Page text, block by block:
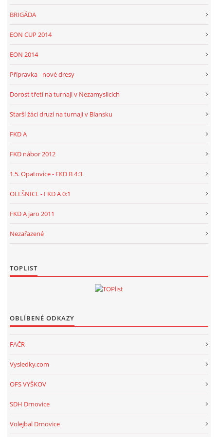
BRIGÁDA
EON CUP 2014
EON 2014
Přípravka - nové dresy
Dorost třetí na turnaji v Nezamyslicích
Starší žáci druzí na turnaji v Blansku
FKD A
FKD nábor 2012
1.5. Opatovice - FKD B 4:3
OLEŠNICE - FKD A 0:1
FKD A jaro 2011
Nezařazené
TOPLIST
OBLÍBENÉ ODKAZY
FAČR
Vysledky.com
OFS VYŠKOV
SDH Drnovice
Volejbal Drnovice